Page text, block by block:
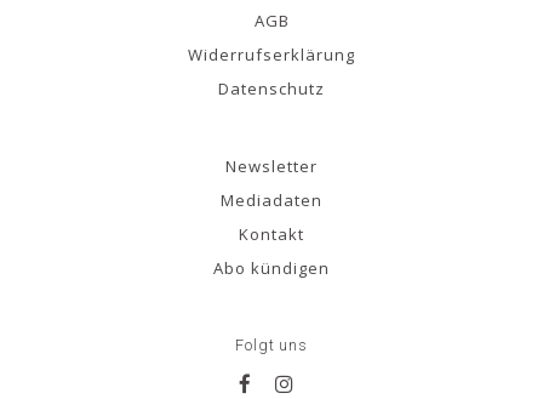
AGB
Widerrufserklärung
Datenschutz
Newsletter
Mediadaten
Kontakt
Abo kündigen
Folgt uns